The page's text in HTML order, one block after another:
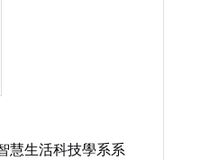
慧生活科技學系系